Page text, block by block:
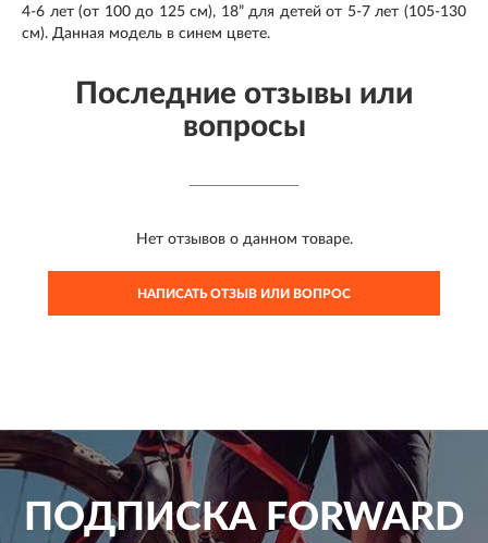
4-6 лет (от 100 до 125 см), 18” для детей от 5-7 лет (105-130
см). Данная модель в синем цвете.
Последние отзывы или
вопросы
Нет отзывов о данном товаре.
НАПИСАТЬ ОТЗЫВ ИЛИ ВОПРОС
ПОДПИСКАFORWARD